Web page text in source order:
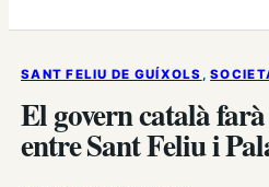
SANT FELIU DE GUÍXOLS ,
El govern català
entre Sant Feliu i